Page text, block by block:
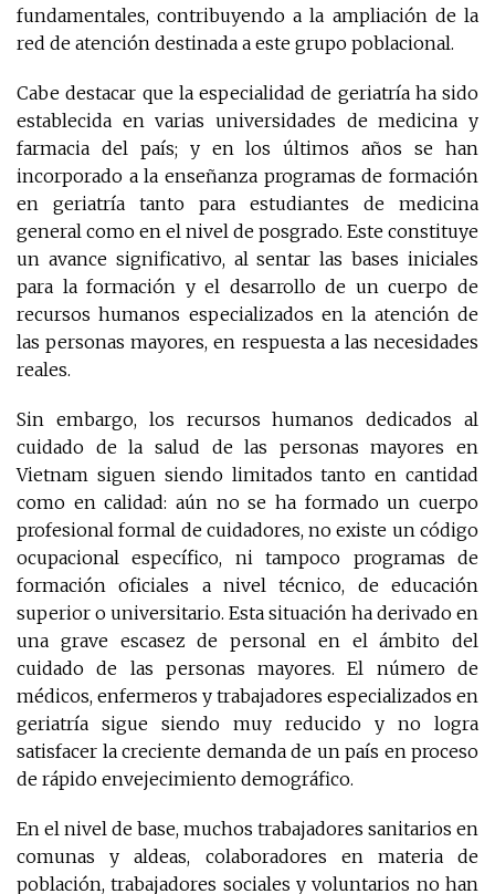
fundamentales, contribuyendo a la ampliación de la
red de atención destinada a este grupo poblacional.
Cabe destacar que la especialidad de geriatría ha sido
establecida en varias universidades de medicina y
farmacia del país; y en los últimos años se han
incorporado a la enseñanza programas de formación
en geriatría tanto para estudiantes de medicina
general como en el nivel de posgrado. Este constituye
un avance significativo, al sentar las bases iniciales
para la formación y el desarrollo de un cuerpo de
recursos humanos especializados en la atención de
las personas mayores, en respuesta a las necesidades
reales.
Sin embargo, los recursos humanos dedicados al
cuidado de la salud de las personas mayores en
Vietnam siguen siendo limitados tanto en cantidad
como en calidad: aún no se ha formado un cuerpo
profesional formal de cuidadores, no existe un código
ocupacional específico, ni tampoco programas de
formación oficiales a nivel técnico, de educación
superior o universitario. Esta situación ha derivado en
una grave escasez de personal en el ámbito del
cuidado de las personas mayores. El número de
médicos, enfermeros y trabajadores especializados en
geriatría sigue siendo muy reducido y no logra
satisfacer la creciente demanda de un país en proceso
de rápido envejecimiento demográfico.
En el nivel de base, muchos trabajadores sanitarios en
comunas y aldeas, colaboradores en materia de
población, trabajadores sociales y voluntarios no han